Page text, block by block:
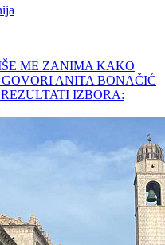
ME ZANIMA KAKO
ANITA BONAČIĆ
REZULTATI IZBORA: